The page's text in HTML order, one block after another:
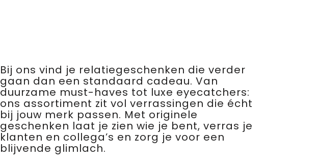
Bij ons vind je relatiegeschenken die verder
gaan dan een standaard cadeau. Van
duurzame must-haves tot luxe eyecatchers:
ons assortiment zit vol verrassingen die écht
bij jouw merk passen. Met originele
geschenken laat je zien wie je bent, verras je
klanten en collega’s en zorg je voor een
blijvende glimlach.